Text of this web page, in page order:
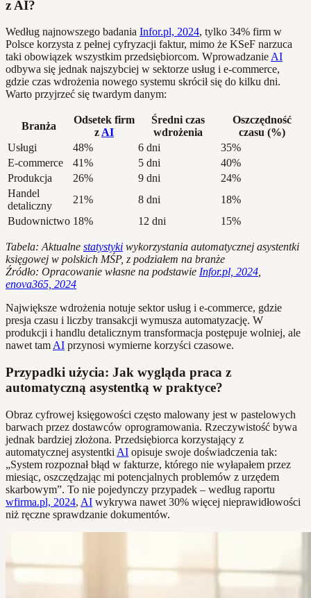
z AI?
Według najnowszego badania Infor.pl, 2024, tylko 34% firm w
Polsce korzysta z pełnej cyfryzacji faktur, mimo że KSeF narzuca
taki obowiązek wszystkim przedsiębiorcom. Wprowadzanie AI
odbywa się jednak najszybciej w sektorze usług i e-commerce,
gdzie czas wdrożenia nowego systemu skrócił się do kilku dni.
Warto przyjrzeć się twardym danym:
Branża
Odsetek firm
z AI
Średni czas
wdrożenia
Oszczędność
czasu (%)
Usługi
48% 6 dni
35%
E-commerce
41% 5 dni
40%
Produkcja
26% 9 dni
24%
Handel
detaliczny
21% 8 dni
18%
Budownictwo 18% 12 dni 15%
Tabela: Aktualne statystyki wykorzystania automatycznej asystentki
księgowej w polskich MŚP, z podziałem na branże
Źródło: Opracowanie własne na podstawie Infor.pl, 2024
enova365, 2024
Największe wdrożenia notuje sektor usług i e-commerce, gdzie
presja czasu i liczby transakcji wymusza automatyzację. W
produkcji i handlu detalicznym transformacja postępuje wolniej, ale
nawet tam AI przynosi wymierne korzyści czasowe.
Przypadki użycia: Jak wygląda praca z
automatyczną asystentką w praktyce?
Obraz cyfrowej księgowości często malowany jest w pastelowych
barwach przez dostawców oprogramowania. Rzeczywistość bywa
jednak bardziej złożona. Przedsiębiorca korzystający z
automatycznej asystentki AI opisuje swoje doświadczenia tak:
„System rozpoznał błąd w fakturze, którego nie wyłapałem przez
miesiąc, oszczędzając mi potencjalnych problemów z urzędem
skarbowym”. To nie pojedynczy przypadek – według raportu
wfirma.pl, 2024, AI wykrywa nawet 30% więcej nieprawidłowości
niż ręczne sprawdzanie dokumentów.